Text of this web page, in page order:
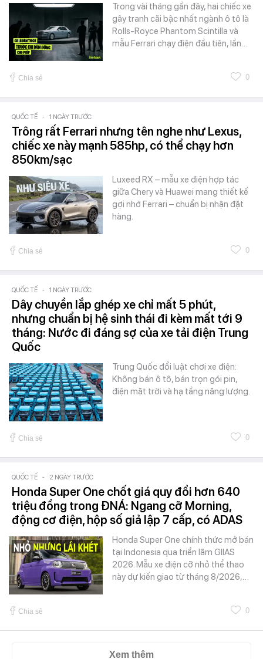
Trong vài tháng gần đây, hai chiếc xe
gây tranh cãi bậc nhất ngành ô tô là
Rolls-Royce Phantom Scintilla và
mẫu Ferrari chạy điện đầu tiên, lần…
Chia sẻ 0
QUỐC TẾ - 1 NGÀY TRƯỚC
Trông rất Ferrari nhưng tên nghe như Lexus,
chiếc xe này mạnh 585hp, có thể chạy hơn
850km/sạc
Luxeed RX – mẫu xe điện hợp tác
giữa Chery và Huawei mang thiết kế
gợi nhớ Ferrari – chuẩn bị nhận đặt
hàng.
Chia sẻ 0
QUỐC TẾ - 1 NGÀY TRƯỚC
Dây chuyền lắp ghép xe chỉ mất 5 phút,
nhưng chuẩn bị hệ sinh thái đi kèm mất tới 9
tháng: Nước đi đáng sợ của xe tải điện Trung
Quốc
Trung Quốc đổi luật chơi xe điện:
Không bán ô tô, bán trọn gói pin,
điện mặt trời và hạ tầng năng lượng.
Chia sẻ 0
QUỐC TẾ - 2 NGÀY TRƯỚC
Honda Super One chốt giá quy đổi hơn 640
triệu đồng trong ĐNÁ: Ngang cỡ Morning,
động cơ điện, hộp số giả lập 7 cấp, có ADAS
Honda Super One chính thức mở bán
tại Indonesia qua triển lãm GIIAS
2026. Mẫu xe điện cỡ nhỏ thể thao
này dự kiến giao từ tháng 8/2026,…
Chia sẻ 0
Xem thêm